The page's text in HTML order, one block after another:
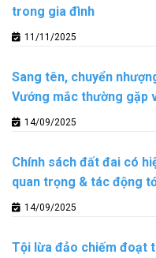
trong gia đình
11/11/2025
Sang tên, chuyển
Vướng mắc thường gặp
14/09/2025
Chính sách đất đai có
quan trọng & tác động
14/09/2025
Tội lừa đảo chiếm đoạt